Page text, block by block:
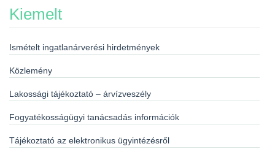
Kiemelt
Ismételt ingatlanárverési hirdetmények
Közlemény
Lakossági tájékoztató – árvízveszély
Fogyatékosságügyi tanácsadás információk
Tájékoztató az elektronikus ügyintézésről